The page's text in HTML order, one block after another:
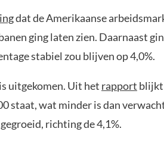
dat de Amerikaanse
ging laten zien. Daarnaast
stabiel zou blijven op 4,0%.
uitgekomen. Uit het rapport blijkt
staat, wat minder is dan
richting de 4,1%.